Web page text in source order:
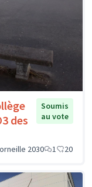
des
Soumis
au vote
2030 1 20